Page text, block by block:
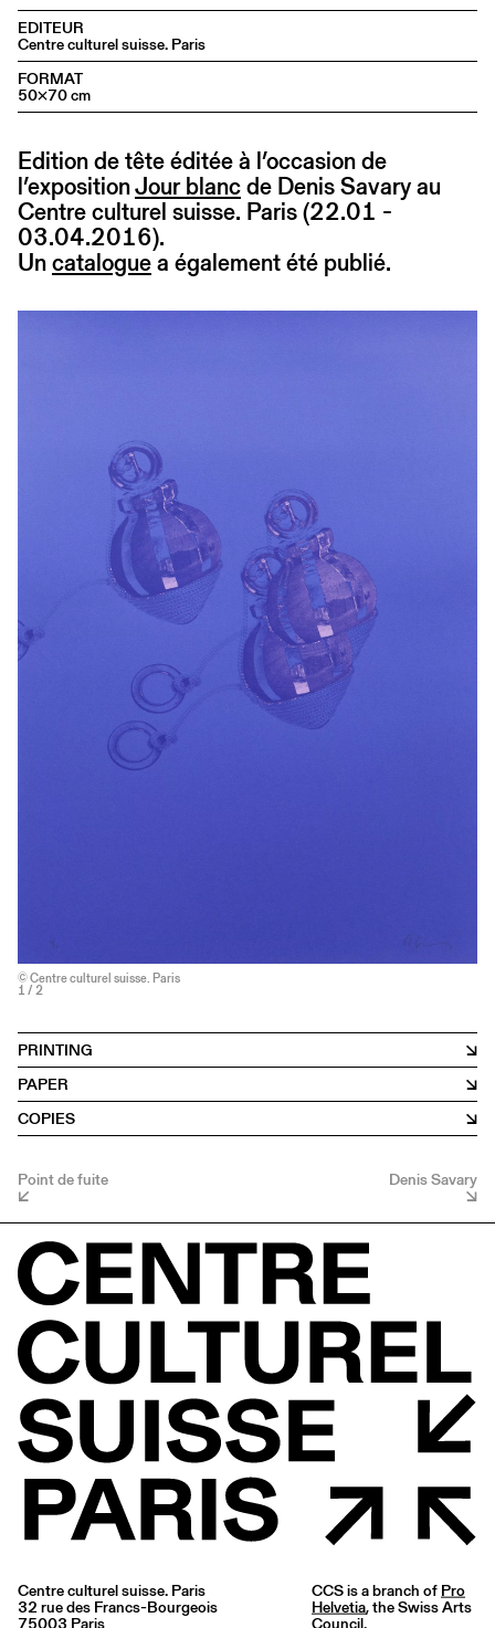
EDITEUR
Centre culturel suisse. Paris
FORMAT
50×70 cm
Edition de tête éditée à l’occasion de
l’expositionJour blancde Denis Savary au
Centre culturel suisse. Paris (22.01 -
03.04.2016).
Uncataloguea également été publié.
© Centre culturel suisse. Paris
1 / 2
PRINTING
PAPER
COPIES
Point de fuite Denis Savary
Centre culturel suisse. Paris
32 rue des Francs-Bourgeois
75003 Paris
CCS is a branch of Pro
Helvetia, the Swiss Arts
Council.